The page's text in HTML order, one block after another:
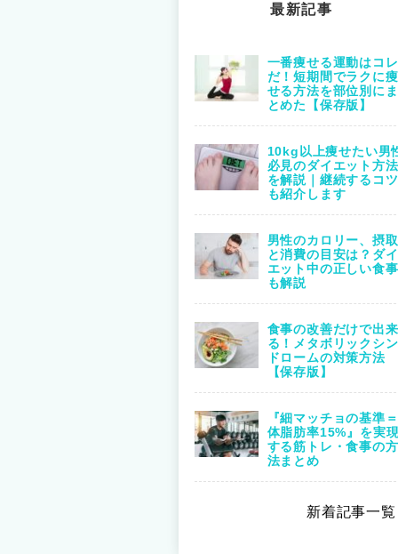
最新記事
一番痩せる運動はコレ
だ！短期間でラクに痩
せる方法を部位別にま
とめた【保存版】
10kg以上痩せたい男
必見のダイエット方法
を解説｜継続するコツ
も紹介します
男性のカロリー、摂取
と消費の目安は？ダイ
エット中の正しい食事
も解説
食事の改善だけで出来
る！メタボリックシン
ドロームの対策方法
【保存版】
『細マッチョの基準＝
体脂肪率15%』を実
する筋トレ・食事の方
法まとめ
新着記事一